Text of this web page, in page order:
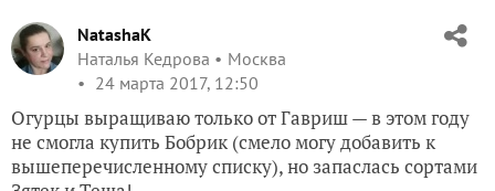
NatashaK
Наталья Кедрова
Москва
24 марта 2017, 12:50
Огурцы выращиваю только от Гавриш — в этом году
не смогла купить Бобрик (смело могу добавить к
вышеперечисленному списку), но запаслась сортами